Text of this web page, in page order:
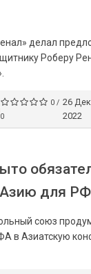
делал
Роберу
0 /
0
26
2022
Азию для
союз
в Азиатскую